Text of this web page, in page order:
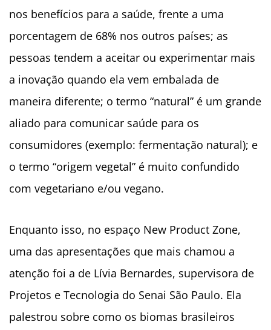
nos benefícios para a saúde, frente a uma
porcentagem de 68% nos outros países; as
pessoas tendem a aceitar ou experimentar mais
a inovação quando ela vem embalada de
maneira diferente; o termo “natural” é um grande
aliado para comunicar saúde para os
consumidores (exemplo: fermentação natural); e
o termo “origem vegetal” é muito confundido
com vegetariano e/ou vegano.
Enquanto isso, no espaço New Product Zone,
uma das apresentações que mais chamou a
atenção foi a de Lívia Bernardes, supervisora de
Projetos e Tecnologia do Senai São Paulo. Ela
palestrou sobre como os biomas brasileiros